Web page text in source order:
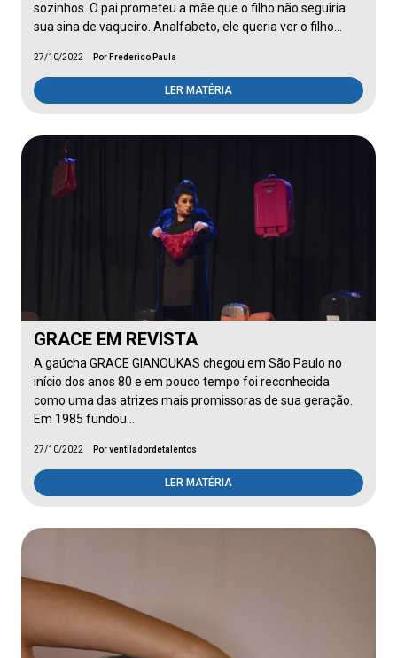
sozinhos. O pai prometeu a mãe que o filho não seguiria
sua sina de vaqueiro. Analfabeto, ele queria ver o filho…
27/10/2022 Por Frederico Paula
LER MATÉRIA
GRACE EM REVISTA
A gaúcha GRACE GIANOUKAS chegou em São Paulo no
início dos anos 80 e em pouco tempo foi reconhecida
como uma das atrizes mais promissoras de sua geração.
Em 1985 fundou…
27/10/2022 Por ventiladordetalentos
LER MATÉRIA